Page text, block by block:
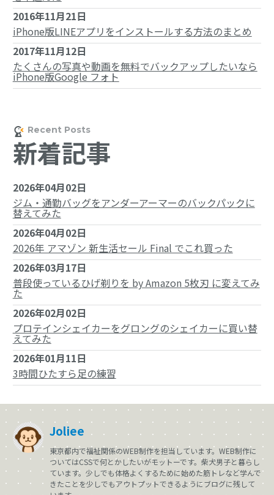
2016年11月21日
iPhone版LINEアプリをインストールする方法のまとめ
2017年11月12日
たくさんの写真や動画を無料でバックアップしたいなら
iPhone版Google フォト
新着記事
2026年04月02日
ジム・通勤バッグをアンダーアーマーのバックパックに
替えてみた
2026年04月02日
2026年 アマゾン 新生活セール Final でこれ買った
2026年03月17日
普段使っているひげ剃りを by Amazon 5枚刃 に変えてみ
た
2026年02月02日
プロテインシェイカーをグロングのシェイカーに買い替
えてみた
2026年01月11日
3時間ひたすら足の練習
Joliee
東京都内で福祉関係のWEB制作を担当しています。WEB制作に
ついてはCSSで何とかしたいがモットーです。柴犬男子と暮らし
ています。少しでも体格よくするために始めた筋トレなど学んで
きたことを少しでもアウトプットできるようにブログに残して